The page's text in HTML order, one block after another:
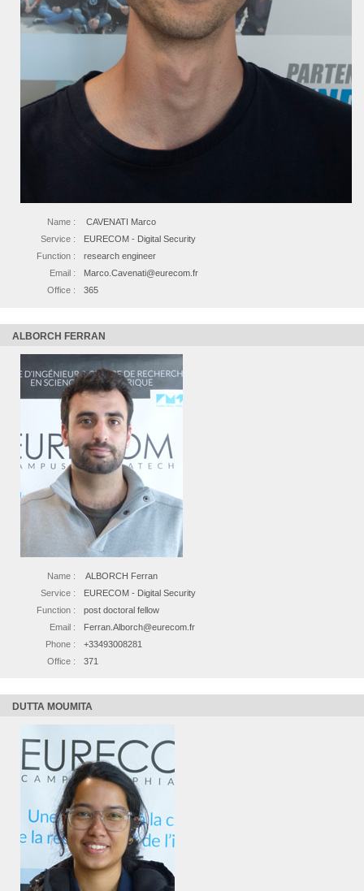
Name :
CAVENATI Marco
Service :
EURECOM - Digital Security
Function :
research engineer
Email :
Marco.Cavenati@eurecom.fr
Office :
365
ALBORCH FERRAN
Name :
ALBORCH Ferran
Service :
EURECOM - Digital Security
Function :
post doctoral fellow
Email :
Ferran.Alborch@eurecom.fr
Phone :
+33493008281
Office :
371
DUTTA MOUMITA